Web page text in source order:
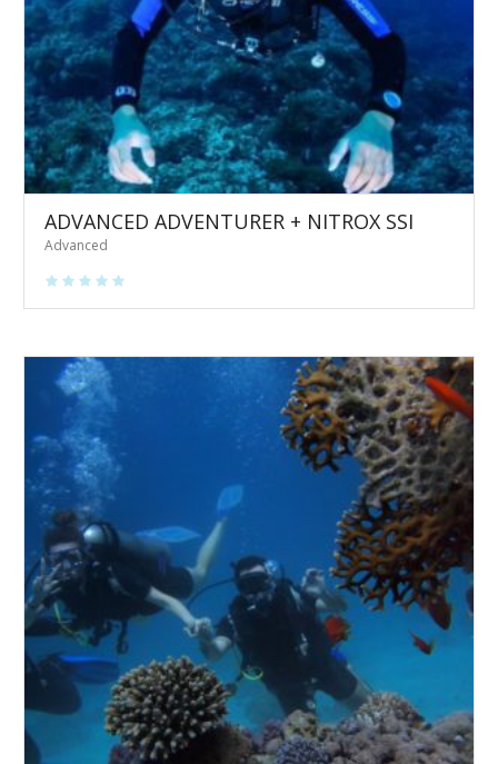
ADVANCED ADVENTURER + NITROX SSI
Advanced